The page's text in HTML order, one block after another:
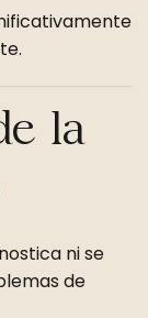
la
ni se
de